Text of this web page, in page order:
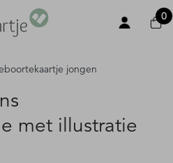
0
jongen
met illustratie